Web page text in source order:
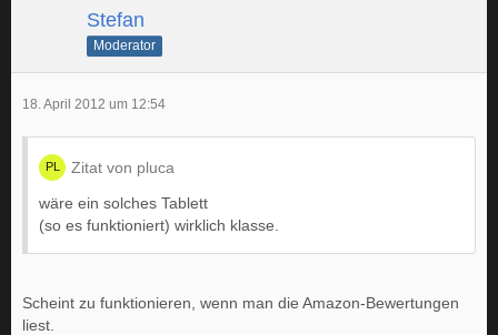
Stefan
Moderator
18. April 2012 um 12:54
Zitat von pluca
wäre ein solches Tablett
(so es funktioniert) wirklich klasse.
Scheint zu funktionieren, wenn man die Amazon-Bewertungen
liest.